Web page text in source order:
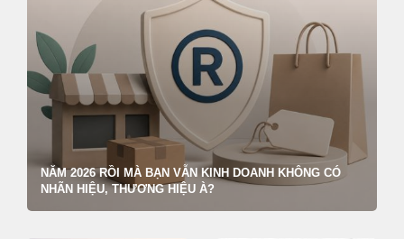
NĂM 2026 RỒI MÀ BẠN VẪN KINH DOANH KHÔNG CÓ
NHÃN HIỆU, THƯƠNG HIỆU À?